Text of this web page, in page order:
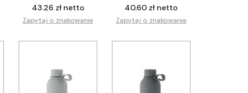
43.26 zł netto
Zapytaj o znakowanie
40.60 zł netto
Zapytaj o znakowanie